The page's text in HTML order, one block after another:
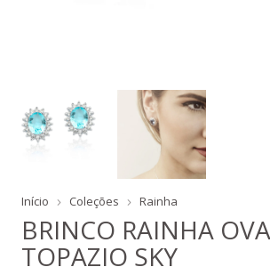
Início Coleções Rainha
BRINCO RAINHA
TOPAZIO SKY